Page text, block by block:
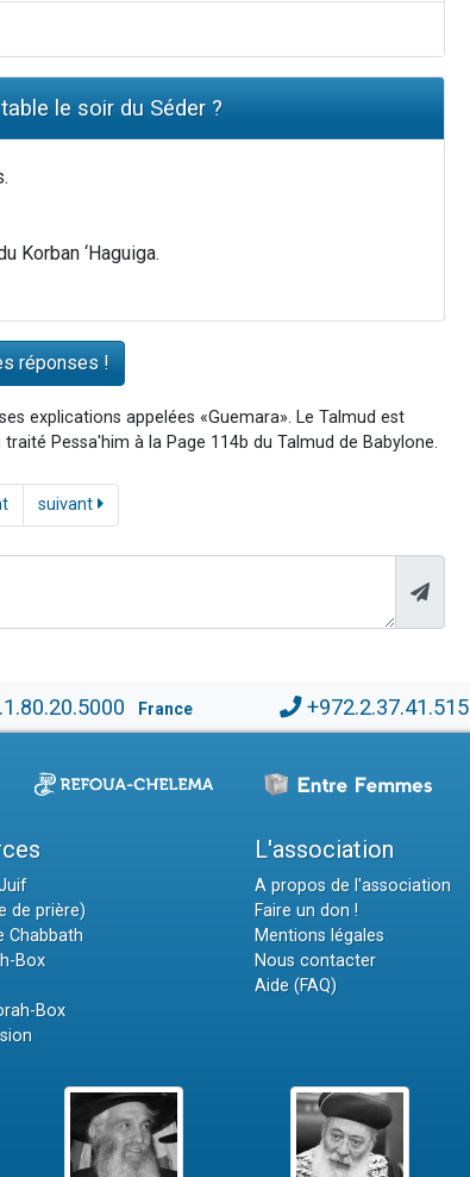
le soir du Séder ?
Korban ‘Haguiga.
explications appelées «Guemara». Le Talmud est
Pessa'him à la Page 114b du Talmud de Babylone.
suivant
France +972.2.37.41.515
de prière)
Chabbath
Box
Box
L'association
A propos de l'association
Faire un don !
Mentions légales
Nous contacter
Aide (FAQ)